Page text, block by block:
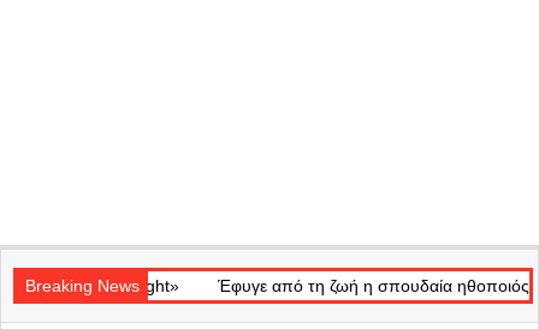
Navigation
Menu
Breaking News
«Ray of Light» Έφυγε από τη ζωή η σπουδαία ηθοποιός Μάρω